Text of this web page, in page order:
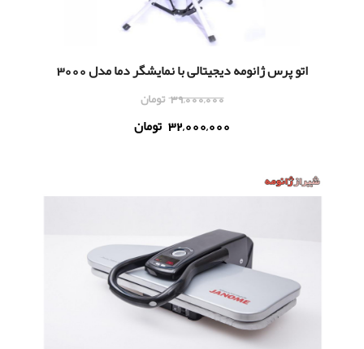
اتو پرس ژانومه دیجیتالی با نمایشگر دما مدل 3000
39,000,000 تومان
32,000,000 تومان